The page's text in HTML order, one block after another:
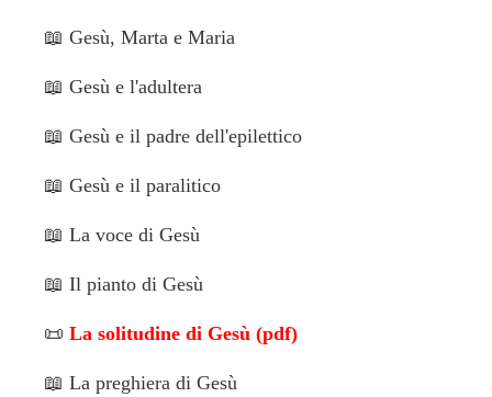
📖 Gesù, Marta e Maria
📖 Gesù e l'adultera
📖 Gesù e il padre dell'epilettico
📖 Gesù e il paralitico
📖 La voce di Gesù
📖 Il pianto di Gesù
📜 La solitudine di Gesù (pdf)
📖 La preghiera di Gesù